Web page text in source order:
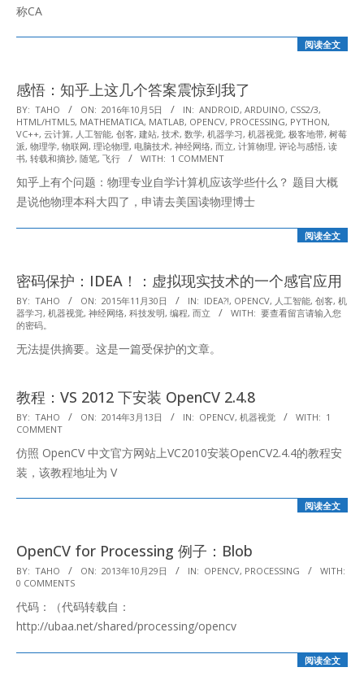
称CA
阅读全文
感悟：知乎上这几个答案震惊到我了
2016-
10-
05
BY: TAHO ON: 2016年10月5日 IN: ANDROID, ARDUINO, CSS2/3,
HTML/HTML5, MATHEMATICA, MATLAB, OPENCV, PROCESSING, PYTHON,
VC++, 云计算, 人工智能, 创客, 建站, 技术, 数学, 机器学习, 机器视觉, 极客地带, 树莓
派, 物理学, 物联网, 理论物理, 电脑技术, 神经网络, 而立, 计算物理, 评论与感悟, 读
书, 转载和摘抄, 随笔, 飞行 WITH: 1 COMMENT
知乎上有个问题：物理专业自学计算机应该学些什么？ 题目大概
是说他物理本科大四了，申请去美国读物理博士
阅读全文
密码保护：IDEA！：虚拟现实技术的一个感官应用
2015-
11-
BY: TAHO ON: 2015年11月30日 IN: IDEA?!, OPENCV, 人工智能, 创客, 机
器学习, 机器视觉, 神经网络, 科技发明, 编程, 而立 WITH: 要查看留言请输入您
的密码。
无法提供摘要。这是一篇受保护的文章。
教程：VS 2012 下安装 OpenCV 2.4.8
2014-
03-
13
BY: TAHO ON: 2014年3月13日 IN: OPENCV, 机器视觉 WITH: 1
COMMENT
仿照 OpenCV 中文官方网站上VC2010安装OpenCV2.4.4的教程安
装，该教程地址为 V
阅读全文
OpenCV for Processing 例子：Blob
2013-
10-
29
BY: TAHO ON: 2013年10月29日 IN: OPENCV, PROCESSING
WITH:
0 COMMENTS
代码：（代码转载自：
http://ubaa.net/shared/processing/opencv
阅读全文